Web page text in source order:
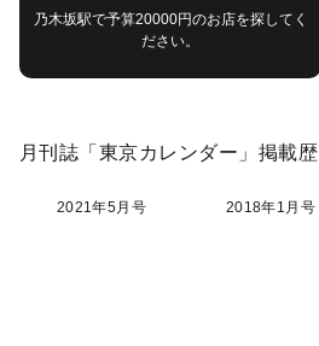
乃木坂駅で予算20000円のお店を探してく
ださい。
月刊誌「東京カレンダー」掲載歴
2021年5月号 2018年1月号